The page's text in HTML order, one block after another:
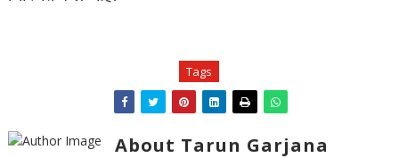
Tags
About Tarun Garjana